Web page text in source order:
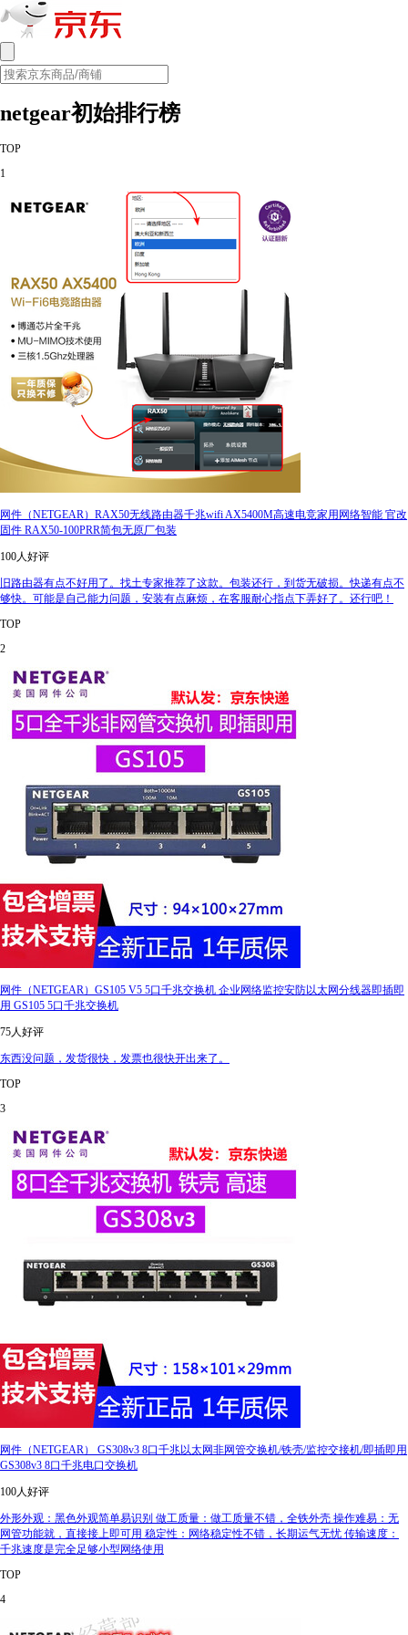
netgear初始排行榜
TOP
1
网件（NETGEAR）RAX50无线路由器千兆wifi AX5400M高速电竞家用网络智能 官改
固件 RAX50-100PRR简包无原厂包装
100人好评
旧路由器有点不好用了。找土专家推荐了这款。包装还行，到货无破损。快递有点不
够快。可能是自己能力问题，安装有点麻烦，在客服耐心指点下弄好了。还行吧！
TOP
2
网件（NETGEAR）GS105 V5 5口千兆交换机 企业网络监控安防以太网分线器即插即
用 GS105 5口千兆交换机
75人好评
东西没问题，发货很快，发票也很快开出来了。
TOP
3
网件（NETGEAR） GS308v3 8口千兆以太网非网管交换机/铁壳/监控交接机/即插即用
GS308v3 8口千兆电口交换机
100人好评
外形外观：黑色外观简单易识别 做工质量：做工质量不错，全铁外壳 操作难易：无
网管功能就，直接接上即可用 稳定性：网络稳定性不错，长期运气无忧 传输速度：
千兆速度是完全足够小型网络使用
TOP
4